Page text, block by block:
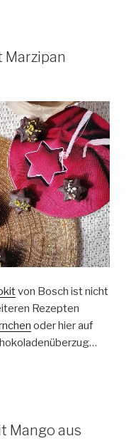
von Bosch ist nicht
Rezepten
oder hier auf
Mango aus